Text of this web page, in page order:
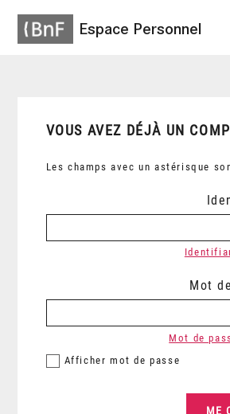
Espace Personnel
VOUS AVEZ DÉJÀ UN
Les champs avec un astérisque
Mot
Afficher mot de passe
Mot de